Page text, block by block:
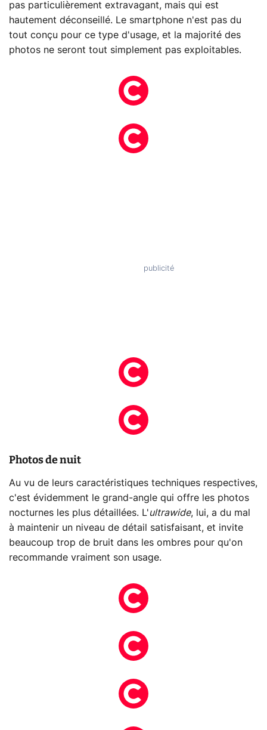
pas particulièrement extravagant, mais qui est
hautement déconseillé. Le smartphone n'est pas du
tout conçu pour ce type d'usage, et la majorité des
photos ne seront tout simplement pas exploitables.
Photos de nuit
Au vu de leurs caractéristiques techniques respectives,
c'est évidemment le grand-angle qui offre les photos
nocturnes les plus détaillées. L'ultrawide, lui, a du mal
à maintenir un niveau de détail satisfaisant, et invite
beaucoup trop de bruit dans les ombres pour qu'on
recommande vraiment son usage.